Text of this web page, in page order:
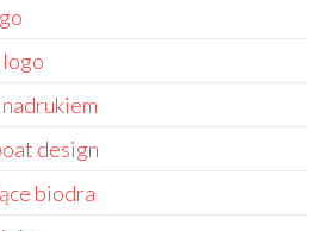
logo
design
biodra